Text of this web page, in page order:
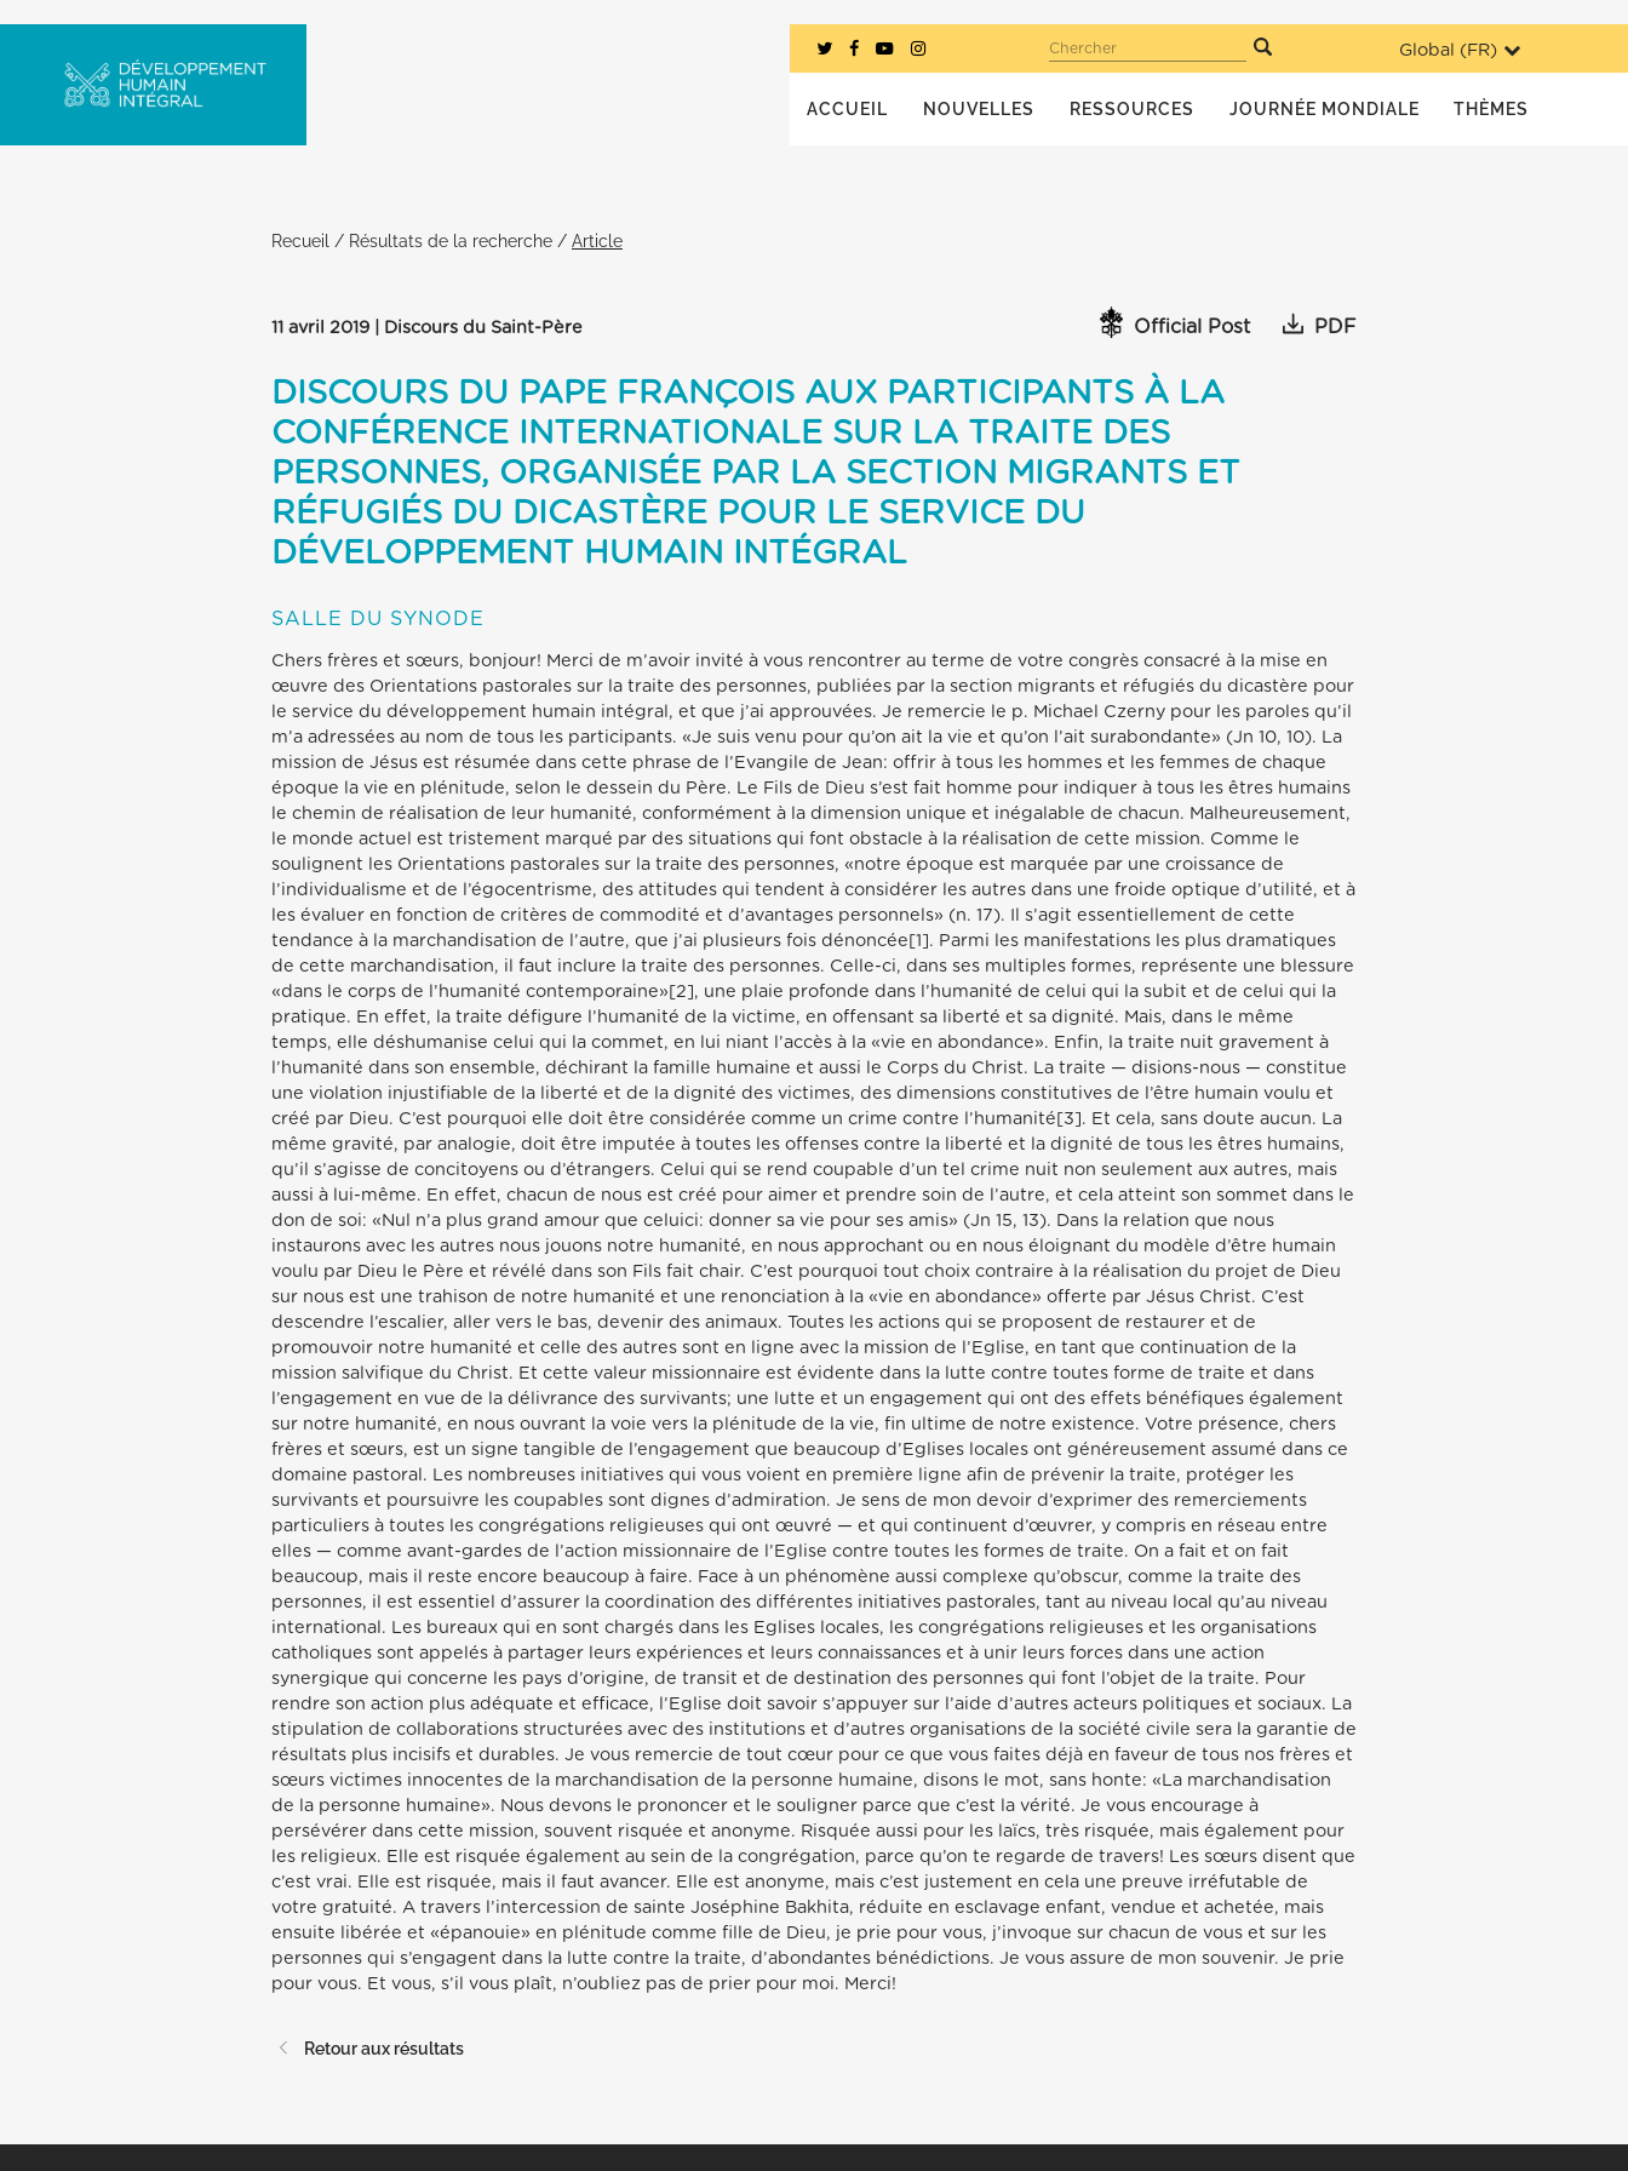
Global (FR)
Chercher
ACCUEIL NOUVELLES RESSOURCES JOURNÉE MONDIALE THÈMES
Recueil / Résultats de la recherche / Article
11 avril 2019 | Discours du Saint-Père Official Post PDF
DISCOURS DU PAPE FRANÇOIS AUX PARTICIPANTS À LA
CONFÉRENCE INTERNATIONALE SUR LA TRAITE DES
PERSONNES, ORGANISÉE PAR LA SECTION MIGRANTS ET
RÉFUGIÉS DU DICASTÈRE POUR LE SERVICE DU
DÉVELOPPEMENT HUMAIN INTÉGRAL
SALLE DU SYNODE
Chers frères et sœurs, bonjour! Merci de m’avoir invité à vous rencontrer au terme de votre congrès consacré à la mise en
œuvre des Orientations pastorales sur la traite des personnes, publiées par la section migrants et réfugiés du dicastère pour
le service du développement humain intégral, et que j’ai approuvées. Je remercie le p. Michael Czerny pour les paroles qu’il
m’a adressées au nom de tous les participants. «Je suis venu pour qu’on ait la vie et qu’on l’ait surabondante» (Jn 10, 10). La
mission de Jésus est résumée dans cette phrase de l’Evangile de Jean: offrir à tous les hommes et les femmes de chaque
époque la vie en plénitude, selon le dessein du Père. Le Fils de Dieu s’est fait homme pour indiquer à tous les êtres humains
le chemin de réalisation de leur humanité, conformément à la dimension unique et inégalable de chacun. Malheureusement,
le monde actuel est tristement marqué par des situations qui font obstacle à la réalisation de cette mission. Comme le
soulignent les Orientations pastorales sur la traite des personnes, «notre époque est marquée par une croissance de
l’individualisme et de l’égocentrisme, des attitudes qui tendent à considérer les autres dans une froide optique d’utilité, et à
les évaluer en fonction de critères de commodité et d’avantages personnels» (n. 17). Il s’agit essentiellement de cette
tendance à la marchandisation de l’autre, que j’ai plusieurs fois dénoncée[1]. Parmi les manifestations les plus dramatiques
de cette marchandisation, il faut inclure la traite des personnes. Celle-ci, dans ses multiples formes, représente une blessure
«dans le corps de l’humanité contemporaine»[2], une plaie profonde dans l’humanité de celui qui la subit et de celui qui la
pratique. En effet, la traite défigure l’humanité de la victime, en offensant sa liberté et sa dignité. Mais, dans le même
temps, elle déshumanise celui qui la commet, en lui niant l’accès à la «vie en abondance». Enfin, la traite nuit gravement à
l’humanité dans son ensemble, déchirant la famille humaine et aussi le Corps du Christ. La traite — disions-nous — constitue
une violation injustifiable de la liberté et de la dignité des victimes, des dimensions constitutives de l’être humain voulu et
créé par Dieu. C’est pourquoi elle doit être considérée comme un crime contre l’humanité[3]. Et cela, sans doute aucun. La
même gravité, par analogie, doit être imputée à toutes les offenses contre la liberté et la dignité de tous les êtres humains,
qu’il s’agisse de concitoyens ou d’étrangers. Celui qui se rend coupable d’un tel crime nuit non seulement aux autres, mais
aussi à lui-même. En effet, chacun de nous est créé pour aimer et prendre soin de l’autre, et cela atteint son sommet dans le
don de soi: «Nul n’a plus grand amour que celuici: donner sa vie pour ses amis» (Jn 15, 13). Dans la relation que nous
instaurons avec les autres nous jouons notre humanité, en nous approchant ou en nous éloignant du modèle d’être humain
voulu par Dieu le Père et révélé dans son Fils fait chair. C’est pourquoi tout choix contraire à la réalisation du projet de Dieu
sur nous est une trahison de notre humanité et une renonciation à la «vie en abondance» offerte par Jésus Christ. C’est
descendre l’escalier, aller vers le bas, devenir des animaux. Toutes les actions qui se proposent de restaurer et de
promouvoir notre humanité et celle des autres sont en ligne avec la mission de l’Eglise, en tant que continuation de la
mission salvifique du Christ. Et cette valeur missionnaire est évidente dans la lutte contre toutes forme de traite et dans
l’engagement en vue de la délivrance des survivants; une lutte et un engagement qui ont des effets bénéfiques également
sur notre humanité, en nous ouvrant la voie vers la plénitude de la vie, fin ultime de notre existence. Votre présence, chers
frères et sœurs, est un signe tangible de l’engagement que beaucoup d’Eglises locales ont généreusement assumé dans ce
domaine pastoral. Les nombreuses initiatives qui vous voient en première ligne afin de prévenir la traite, protéger les
survivants et poursuivre les coupables sont dignes d’admiration. Je sens de mon devoir d’exprimer des remerciements
particuliers à toutes les congrégations religieuses qui ont œuvré — et qui continuent d’œuvrer, y compris en réseau entre
elles — comme avant-gardes de l’action missionnaire de l’Eglise contre toutes les formes de traite. On a fait et on fait
beaucoup, mais il reste encore beaucoup à faire. Face à un phénomène aussi complexe qu’obscur, comme la traite des
personnes, il est essentiel d’assurer la coordination des différentes initiatives pastorales, tant au niveau local qu’au niveau
international. Les bureaux qui en sont chargés dans les Eglises locales, les congrégations religieuses et les organisations
catholiques sont appelés à partager leurs expériences et leurs connaissances et à unir leurs forces dans une action
synergique qui concerne les pays d’origine, de transit et de destination des personnes qui font l’objet de la traite. Pour
rendre son action plus adéquate et efficace, l’Eglise doit savoir s’appuyer sur l’aide d’autres acteurs politiques et sociaux. La
stipulation de collaborations structurées avec des institutions et d’autres organisations de la société civile sera la garantie de
résultats plus incisifs et durables. Je vous remercie de tout cœur pour ce que vous faites déjà en faveur de tous nos frères et
sœurs victimes innocentes de la marchandisation de la personne humaine, disons le mot, sans honte: «La marchandisation
de la personne humaine». Nous devons le prononcer et le souligner parce que c’est la vérité. Je vous encourage à
persévérer dans cette mission, souvent risquée et anonyme. Risquée aussi pour les laïcs, très risquée, mais également pour
les religieux. Elle est risquée également au sein de la congrégation, parce qu’on te regarde de travers! Les sœurs disent que
c’est vrai. Elle est risquée, mais il faut avancer. Elle est anonyme, mais c’est justement en cela une preuve irréfutable de
votre gratuité. A travers l’intercession de sainte Joséphine Bakhita, réduite en esclavage enfant, vendue et achetée, mais
ensuite libérée et «épanouie» en plénitude comme fille de Dieu, je prie pour vous, j’invoque sur chacun de vous et sur les
personnes qui s’engagent dans la lutte contre la traite, d’abondantes bénédictions. Je vous assure de mon souvenir. Je prie
pour vous. Et vous, s’il vous plaît, n’oubliez pas de prier pour moi. Merci!
Retour aux résultats